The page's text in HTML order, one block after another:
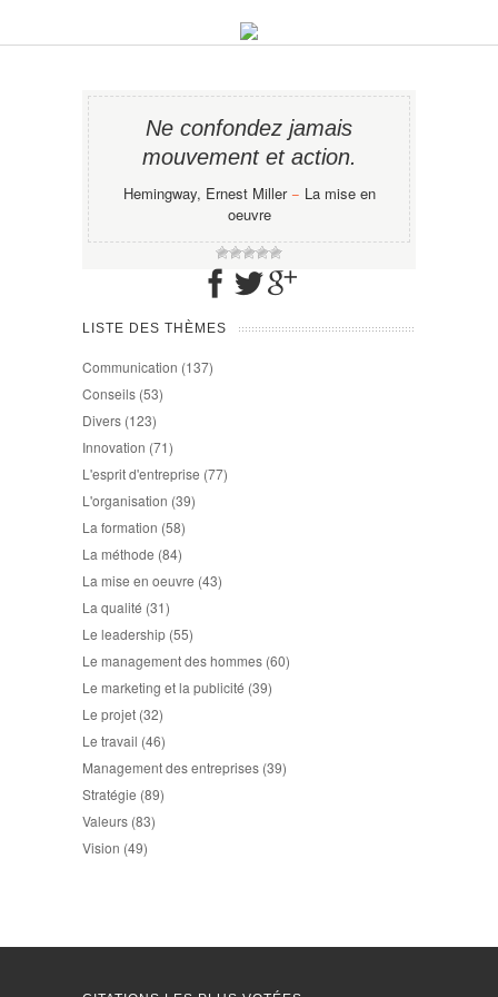
Ne confondez jamais
mouvement et action.
Hemingway, Ernest Miller− La mise en
oeuvre
LISTE DES THÈMES
Communication (137)
Conseils (53)
Divers (123)
Innovation (71)
L'esprit d'entreprise (77)
L'organisation (39)
La formation (58)
La méthode (84)
La mise en oeuvre (43)
La qualité (31)
Le leadership (55)
Le management des hommes (60)
Le marketing et la publicité (39)
Le projet (32)
Le travail (46)
Management des entreprises (39)
Stratégie (89)
Valeurs (83)
Vision (49)